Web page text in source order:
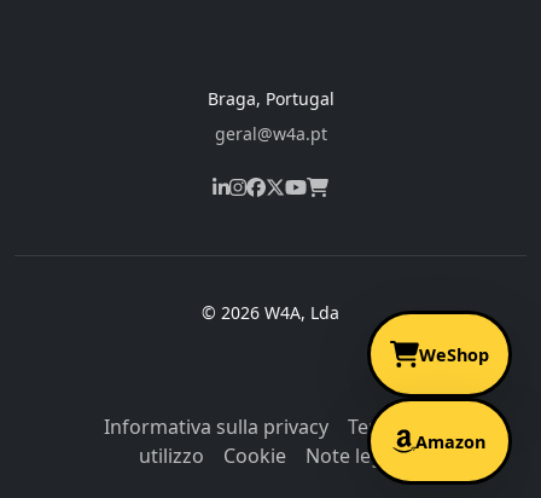
WeShop
Amazon
Braga, Portugal
geral@w4a.pt
© 2026 W4A, Lda
Informativa sulla privacy
Termini di
utilizzo
Cookie Note legali